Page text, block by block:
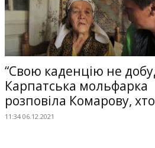
“Свою каденцію не
Карпатська мольфарка
розповіла Комарову,
11:34 06.12.2021